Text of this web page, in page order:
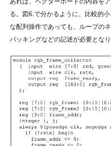
る。図6.で分かるように、比較的
な配列操作であっても、ループの
パッキングなどの記述が必要とな